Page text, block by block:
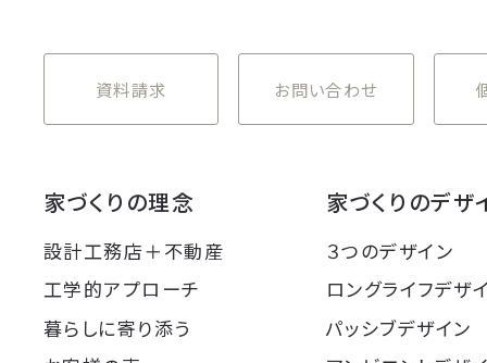
資料請求 お問い合わせ
家づくりの理念
設計工務店＋不動産
工学的アプローチ
暮らしに寄り添う
家づくりのデザ
３つのデザイン
ロングライフデザ
パッシブデザイン